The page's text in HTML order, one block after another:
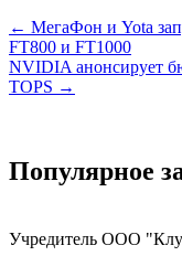
Навигация
по
записям
← МегаФон и Yota
FT800 и FT1000
NVIDIA анонсирует
TOPS →
Популярное
Учредитель ООО